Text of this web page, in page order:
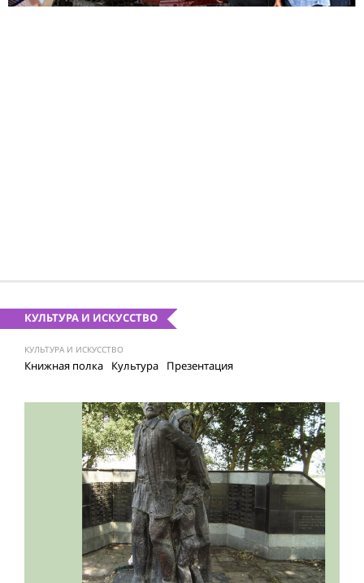
КУЛЬТУРА И ИСКУССТВО
КУЛЬТУРА И ИСКУССТВО
Книжная полка Культура Презентация